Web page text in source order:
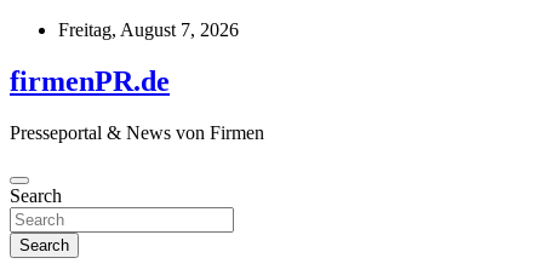
Skip
content
Freitag, August 7, 2026
firmenPR.de
Presseportal & News von Firmen
Search
Search